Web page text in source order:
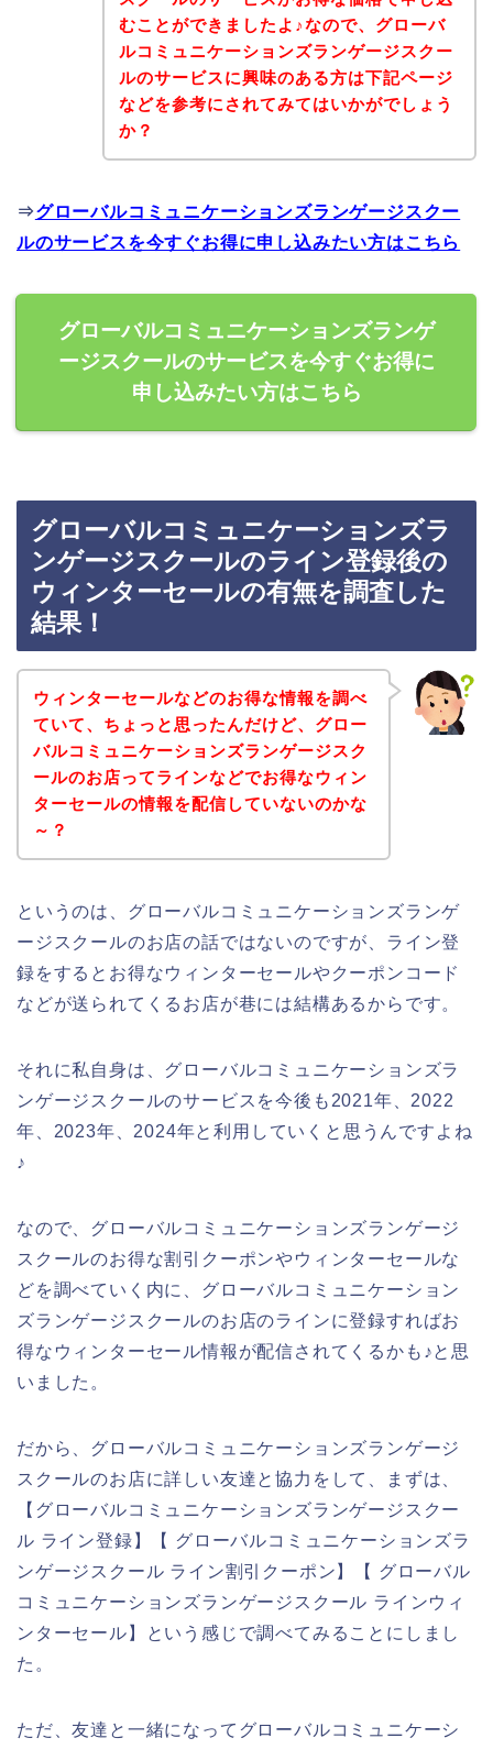
むことができましたよ♪なので、グローバ
ルコミュニケーションズランゲージスクー
ルのサービスに興味のある方は下記ページ
などを参考にされてみてはいかがでしょう
か？
⇒グローバルコミュニケーションズランゲージスクー
ルのサービスを今すぐお得に申し込みたい方はこちら
グローバルコミュニケーションズランゲ
ージスクールのサービスを今すぐお得に
申し込みたい方はこちら
グローバルコミュニケーションズラ
ンゲージスクールのライン登録後の
ウィンターセールの有無を調査した
結果！
ウィンターセールなどのお得な情報を調べ
ていて、ちょっと思ったんだけど、グロー
バルコミュニケーションズランゲージスク
ールのお店ってラインなどでお得なウィン
ターセールの情報を配信していないのかな
～？
というのは、グローバルコミュニケーションズランゲ
ージスクールのお店の話ではないのですが、ライン登
録をするとお得なウィンターセールやクーポンコード
などが送られてくるお店が巷には結構あるからです。
それに私自身は、グローバルコミュニケーションズラ
ンゲージスクールのサービスを今後も2021年、2022
年、2023年、2024年と利用していくと思うんですよね
♪
なので、グローバルコミュニケーションズランゲージ
スクールのお得な割引クーポンやウィンターセールな
どを調べていく内に、グローバルコミュニケーション
ズランゲージスクールのお店のラインに登録すればお
得なウィンターセール情報が配信されてくるかも♪と思
いました。
だから、グローバルコミュニケーションズランゲージ
スクールのお店に詳しい友達と協力をして、まずは、
【グローバルコミュニケーションズランゲージスクー
ル ライン登録】【 グローバルコミュニケーションズラ
ンゲージスクール ライン割引クーポン】【 グローバル
コミュニケーションズランゲージスクール ラインウィ
ンターセール】という感じで調べてみることにしまし
た。
ただ、友達と一緒になってグローバルコミュニケーシ